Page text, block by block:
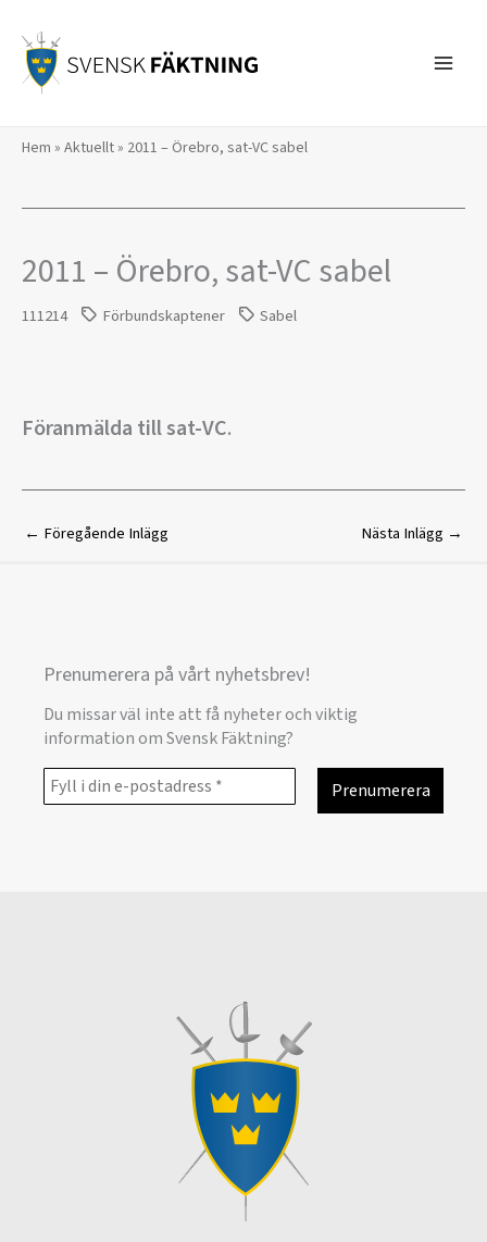
innehåll
Hem » Aktuellt» 2011 – Örebro, sat-VC sabel
2011 – Örebro, sat-VC sabel
111214 Förbundskaptener Sabel
Föranmälda till sat-VC.
← Föregående Inlägg Nästa Inlägg →
Prenumerera på vårt nyhetsbrev!
Du missar väl inte att få nyheter och viktig
information om Svensk Fäktning?